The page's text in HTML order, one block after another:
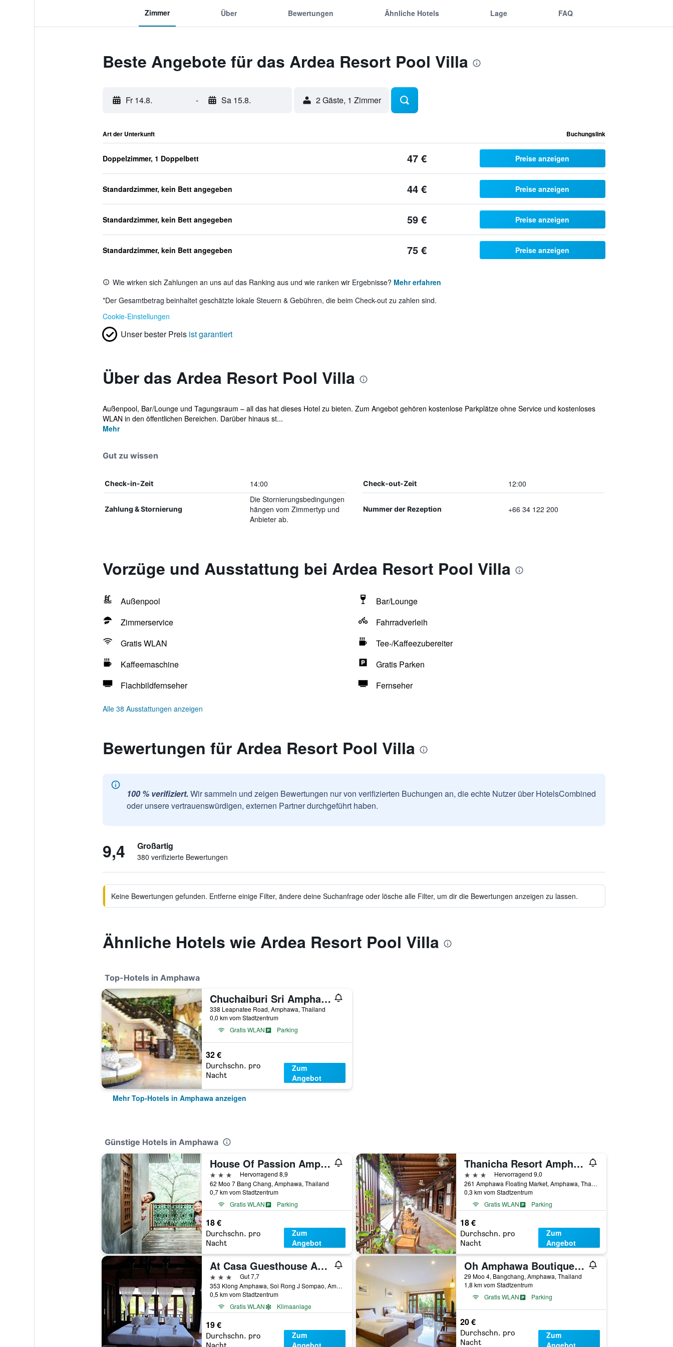
Zimmer Über Bewertungen Ähnliche Hotels Lage FAQ
Beste Angebote für das Ardea Resort Pool Villa
Fr 14.8. - Sa 15.8. 2 Gäste, 1 Zimmer
Art der Unterkunft Buchungslink
Doppelzimmer, 1 Doppelbett 47 € Preise anzeigen
Standardzimmer, kein Bett angegeben 44 € Preise anzeigen
Standardzimmer, kein Bett angegeben 59 € Preise anzeigen
Standardzimmer, kein Bett angegeben 75 € Preise anzeigen
Wie wirken sich Zahlungen an uns auf das Ranking aus und wie ranken wir Ergebnisse? Mehr erfahren
*Der Gesamtbetrag beinhaltet geschätzte lokale Steuern & Gebühren, die beim Check-out zu zahlen sind.
Cookie-Einstellungen
Unser bester Preis ist garantiert
Über das Ardea Resort Pool Villa
Außenpool, Bar/Lounge und Tagungsraum – all das hat dieses Hotel zu bieten. Zum Angebot gehören kostenlose Parkplätze ohne Service und kostenloses
WLAN in den öffentlichen Bereichen. Darüber hinaus st...
Mehr
Gut zu wissen
Check-in-Zeit 14:00 Check-out-Zeit 12:00
Zahlung & Stornierung
Die Stornierungsbedingungen
hängen vom Zimmertyp und
Anbieter ab.
Nummer der Rezeption +66 34 122 200
Vorzüge und Ausstattung bei Ardea Resort Pool Villa
Außenpool
Bar/Lounge
Zimmerservice
Fahrradverleih
Gratis WLAN
Tee-/Kaffeezubereiter
Kaffeemaschine
Gratis Parken
Flachbildfernseher
Fernseher
Alle 38 Ausstattungen anzeigen
Bewertungen für Ardea Resort Pool Villa
100 % verifiziert. Wir sammeln und zeigen Bewertungen nur von verifizierten Buchungen an, die echte Nutzer über HotelsCombined
oder unsere vertrauenswürdigen, externen Partner durchgeführt haben.
9,4 Großartig
380 verifizierte Bewertungen
Keine Bewertungen gefunden. Entferne einige Filter, ändere deine Suchanfrage oder lösche alle Filter, um dir die Bewertungen anzeigen zu lassen.
Ähnliche Hotels wie Ardea Resort Pool Villa
Top-Hotels in Amphawa
Chuchaiburi Sri Amphawa
338 Leapnatee Road, Amphawa, Thailand
0,0 km vom Stadtzentrum
Gratis WLAN
Parking
32 €
Durchschn. pro
Nacht
Zum
Angebot
Mehr Top-Hotels in Amphawa anzeigen
Günstige Hotels in Amphawa
House Of Passion Amphawa
3 Sterne
Hervorragend 8,9
62 Moo 7 Bang Chang, Amphawa, Thailand
0,7 km vom Stadtzentrum
Gratis WLAN
Parking
18 €
Durchschn. pro
Nacht
Zum
Angebot
Thanicha Resort Amphawa
3 Sterne
Hervorragend 9,0
261 Amphawa Floating Market, Amphawa, Thailand
0,3 km vom Stadtzentrum
Gratis WLAN
Parking
18 €
Durchschn. pro
Nacht
Zum
Angebot
At Casa Guesthouse Amphawa
3 Sterne
Gut 7,7
353 Klong Amphawa, Soi Rong J Sompao, Amphawa, Thailand
0,5 km vom Stadtzentrum
Gratis WLAN
Klimaanlage
19 €
Durchschn. pro
Zum
Angebot
Oh Amphawa Boutique Resort
29 Moo 4, Bangchang, Amphawa, Thailand
1,8 km vom Stadtzentrum
Gratis WLAN
Parking
20 €
Durchschn. pro
Nacht
Zum
Angebot